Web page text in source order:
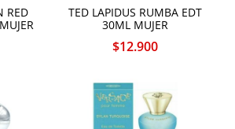
RED
TED LAPIDUS RUMBA EDT
30ML MUJER
$12.900